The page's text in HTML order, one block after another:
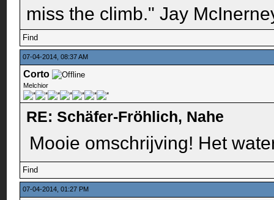
miss the climb." Jay
Find
07-04-2014, 08:37 AM
Corto
Melchior
RE: Schäfer-Fröhlich, Nahe
Mooie omschrijving! Het
Find
07-04-2014, 01:27 PM